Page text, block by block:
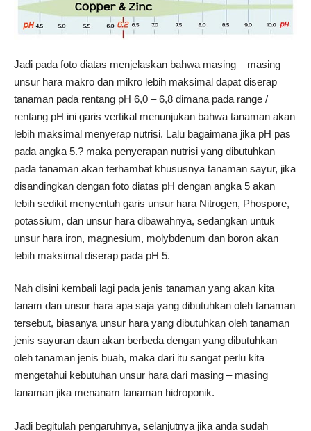
Jadi pada foto diatas menjelaskan bahwa masing – masing
unsur hara makro dan mikro lebih maksimal dapat diserap
tanaman pada rentang pH 6,0 – 6,8 dimana pada range /
rentang pH ini garis vertikal menunjukan bahwa tanaman akan
lebih maksimal menyerap nutrisi. Lalu bagaimana jika pH pas
pada angka 5.? maka penyerapan nutrisi yang dibutuhkan
pada tanaman akan terhambat khususnya tanaman sayur, jika
disandingkan dengan foto diatas pH dengan angka 5 akan
lebih sedikit menyentuh garis unsur hara Nitrogen, Phospore,
potassium, dan unsur hara dibawahnya, sedangkan untuk
unsur hara iron, magnesium, molybdenum dan boron akan
lebih maksimal diserap pada pH 5.
Nah disini kembali lagi pada jenis tanaman yang akan kita
tanam dan unsur hara apa saja yang dibutuhkan oleh tanaman
tersebut, biasanya unsur hara yang dibutuhkan oleh tanaman
jenis sayuran daun akan berbeda dengan yang dibutuhkan
oleh tanaman jenis buah, maka dari itu sangat perlu kita
mengetahui kebutuhan unsur hara dari masing – masing
tanaman jika menanam tanaman hidroponik.
Jadi begitulah pengaruhnya, selanjutnya jika anda sudah